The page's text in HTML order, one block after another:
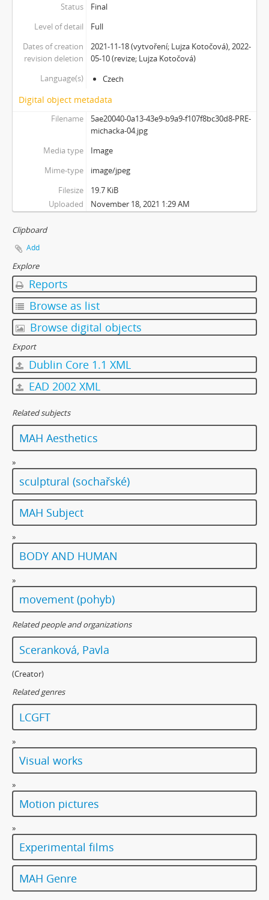
Status
Final
Level of detail
Full
Dates of creation
revision deletion
2021-11-18 (vytvoření; Lujza Kotočová), 2022-
05-10 (revize; Lujza Kotočová)
Language(s)
Czech
Digital object metadata
Filename
5ae20040-0a13-43e9-b9a9-f107f8bc30d8-PRE-
michacka-04.jpg
Media type
Image
Mime-type
image/jpeg
Filesize
19.7 KiB
Uploaded
November 18, 2021 1:29 AM
Clipboard
Add
Explore
Reports
Browse as list
Browse digital objects
Export
Dublin Core 1.1 XML
EAD 2002 XML
Related subjects
MAH Aesthetics
»
sculptural (sochařské)
MAH Subject
»
BODY AND HUMAN
»
movement (pohyb)
Related people and organizations
Sceranková, Pavla
(Creator)
Related genres
LCGFT
»
Visual works
»
Motion pictures
»
Experimental films
MAH Genre